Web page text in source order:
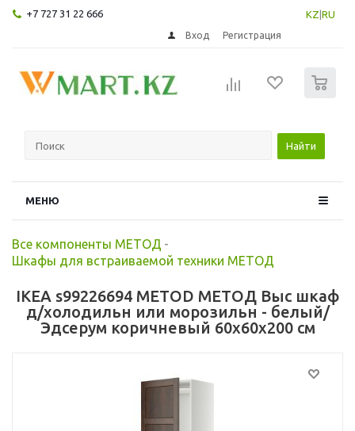
+7 727 31 22 666 KZ RU
Вход Регистрация
Найти
МЕНЮ
Все компоненты МЕТОД -
Шкафы для встраиваемой техники МЕТОД
IKEA s99226694 METOD МЕТОД Выс шкаф
д/холодильн или морозильн - белый/
Эдсерум коричневый 60x60x200 см